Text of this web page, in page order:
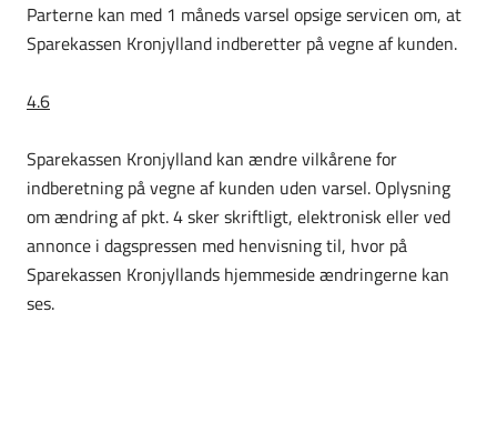
Parterne kan med 1 måneds varsel opsige servicen om, at
Sparekassen Kronjylland indberetter på vegne af kunden.
4.6
Sparekassen Kronjylland kan ændre vilkårene for
indberetning på vegne af kunden uden varsel. Oplysning
om ændring af pkt. 4 sker skriftligt, elektronisk eller ved
annonce i dagspressen med henvisning til, hvor på
Sparekassen Kronjyllands hjemmeside ændringerne kan
ses.